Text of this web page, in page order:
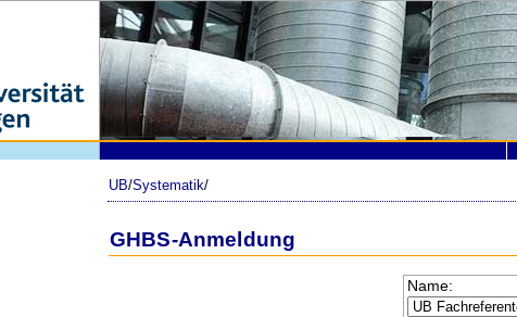
UB/Systematik/
GHBS-Anmeldung
Name: